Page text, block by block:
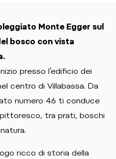
Monte Egger sul
bosco con vista
presso l’edificio dei
centro di Villabassa. Da
numero 46 ti conduce
tra prati, boschi
ricco di storia della